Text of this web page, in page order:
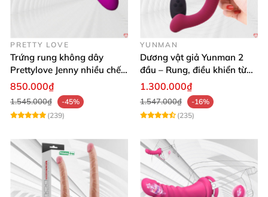
PRETTY LOVE
Trứng rung không dây
Prettylove Jenny nhiều chế
độ rung silicone Nhật
850.000₫
1.545.000₫
-45%
(239)
YUNMAN
Dương vật giả Yunman 2
đầu – Rung, điều khiển từ
xa cho les cực phê
1.300.000₫
1.547.000₫
-16%
(235)